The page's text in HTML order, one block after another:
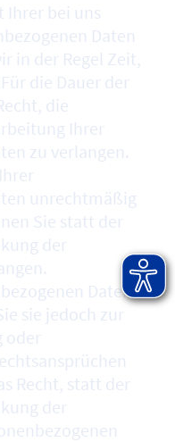
Ihrer bei uns
Daten
in der Regel Zeit,
die Dauer der
die
Ihrer
zu verlangen.
unrechtmäßig
Sie statt der
der
Daten
sie jedoch zur
oder
Recht, statt der
der